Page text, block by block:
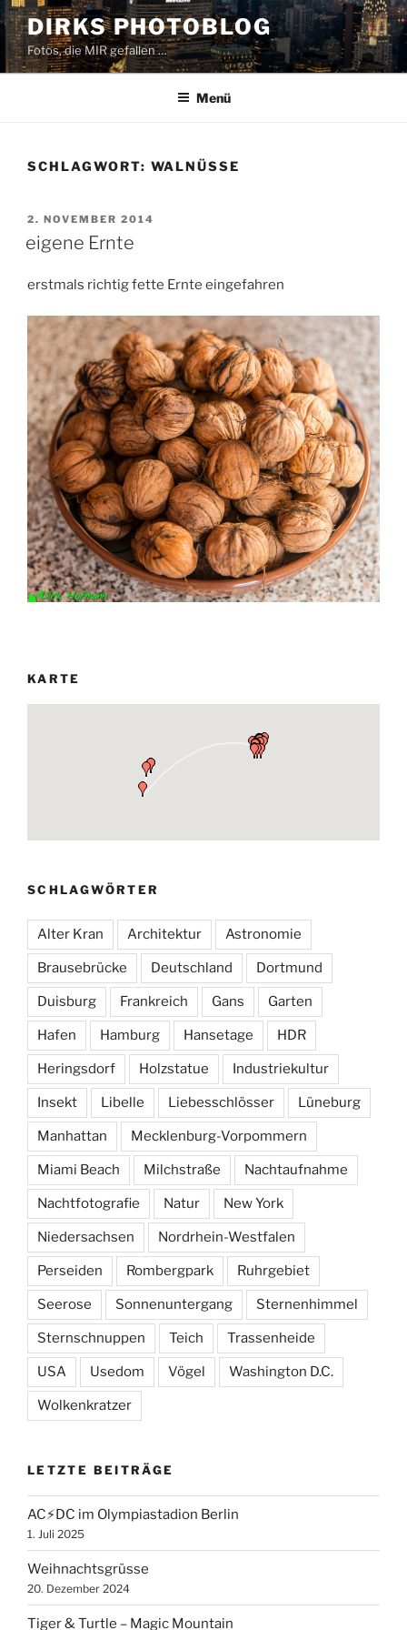
Zum
Inhalt
springen
DIRKS PHOTOBLOG
Fotos, die MIR gefallen …
Menü
SCHLAGWORT: WALNÜSSE
VERÖFFENTLICHT
AM
2. NOVEMBER 2014
eigene Ernte
erstmals richtig fette Ernte eingefahren
KARTE
SCHLAGWÖRTER
Alter Kran Architektur Astronomie
Brausebrücke Deutschland Dortmund
Duisburg Frankreich Gans Garten
Hafen Hamburg Hansetage HDR
Heringsdorf Holzstatue Industriekultur
Insekt Libelle Liebesschlösser Lüneburg
Manhattan Mecklenburg-Vorpommern
Miami Beach Milchstraße Nachtaufnahme
Nachtfotografie Natur New York
Niedersachsen Nordrhein-Westfalen
Perseiden Rombergpark Ruhrgebiet
Seerose Sonnenuntergang Sternenhimmel
Sternschnuppen Teich Trassenheide
USA Usedom Vögel Washington D.C.
Wolkenkratzer
LETZTE BEITRÄGE
AC⚡️DC im Olympiastadion Berlin
1. Juli 2025
Weihnachtsgrüsse
20. Dezember 2024
Tiger & Turtle – Magic Mountain